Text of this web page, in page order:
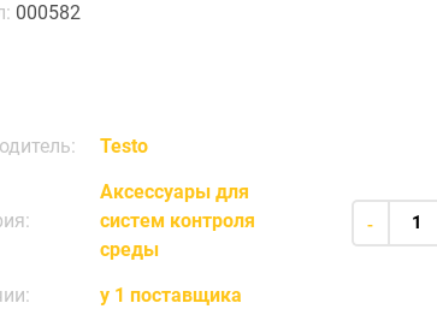
000582
Testo
Аксессуары для
систем контроля
среды
у 1 поставщика
-